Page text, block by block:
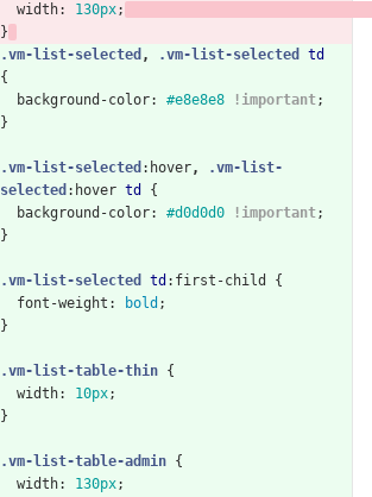
width: 130px;
}
.vm-list-selected , .vm-list-selected
td
{
background-color: #e8e8e8 !important;
}
.vm-list-selected :hover,
.vm-list-
selected :hover td
{
background-color: #d0d0d0 !important;
}
.vm-list-selected td :first-child
{
font-weight : bold ;
}
.vm-list-table-thin {
width: 10px;
}
.vm-list-table-admin {
width: 130px;